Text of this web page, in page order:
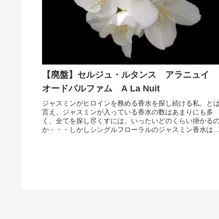
【廃盤】セルジュ・ルタンス アラニュイ
オードパルファム A La Nuit
ジャスミンがヒロインを務める香水を探し続ける私。とは
言え、ジャスミンが入っている香水の数はあまりにも多
く、全てを探し尽くすには、いったいどのくらい掛かる
か・・・しかしシングルフローラルのジャスミン香水は、